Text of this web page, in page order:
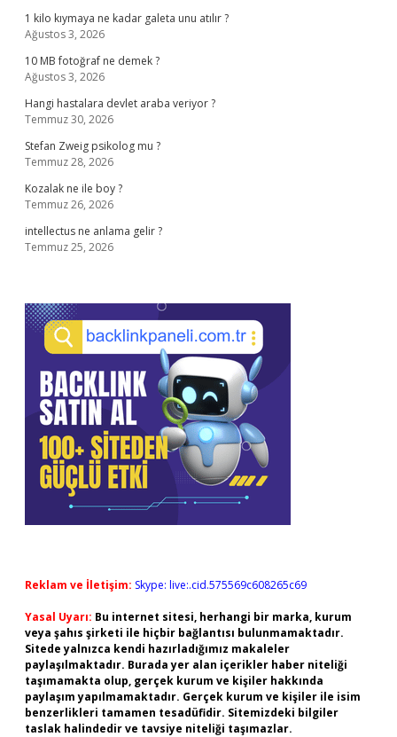
1 kilo kıymaya ne kadar galeta unu atılır ?
Ağustos 3, 2026
10 MB fotoğraf ne demek ?
Ağustos 3, 2026
Hangi hastalara devlet araba veriyor ?
Temmuz 30, 2026
Stefan Zweig psikolog mu ?
Temmuz 28, 2026
Kozalak ne ile boy ?
Temmuz 26, 2026
intellectus ne anlama gelir ?
Temmuz 25, 2026
Reklam ve İletişim: Skype: live:.cid.575569c608265c69
Yasal Uyarı: Bu internet sitesi, herhangi bir marka, kurum
veya şahıs şirketi ile hiçbir bağlantısı bulunmamaktadır.
Sitede yalnızca kendi hazırladığımız makaleler
paylaşılmaktadır. Burada yer alan içerikler haber niteliği
taşımamakta olup, gerçek kurum ve kişiler hakkında
paylaşım yapılmamaktadır. Gerçek kurum ve kişiler ile isim
benzerlikleri tamamen tesadüfidir. Sitemizdeki bilgiler
taslak halindedir ve tavsiye niteliği taşımazlar.